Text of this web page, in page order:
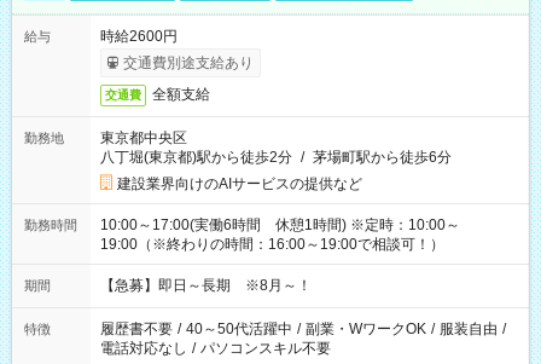
給与
時給2600円
交通費別途支給あり
交通費 全額支給
勤務地
東京都中央区
八丁堀(東京都)駅から徒歩2分 / 茅場町駅から徒歩6分
建設業界向けのAIサービスの提供など
勤務時間
10:00～17:00(実働6時間 休憩1時間) ※定時：10:00～
19:00（※終わりの時間：16:00～19:00で相談可！）
期間 【急募】即日～長期 ※8月～！
特徴 履歴書不要 / 40～50代活躍中 / 副業・WワークOK / 服装自由 /
電話対応なし / パソコンスキル不要